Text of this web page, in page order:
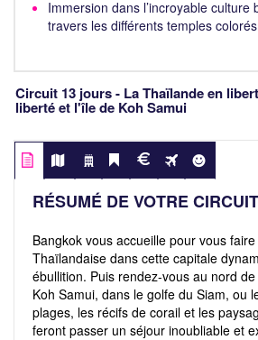
Immersion dans l’incroyable culture
travers les différents temples
Circuit 13 jours - La Thaïlande en
liberté et l'île de Koh Samui
RÉSUMÉ DE VOTRE CIRCUIT
Bangkok vous accueille pour vous
Thaïlandaise dans cette capitale
ébullition. Puis rendez-vous au nord
Koh Samui, dans le golfe du Siam, ou
plages, les récifs de corail et les
feront passer un séjour inoubliable et